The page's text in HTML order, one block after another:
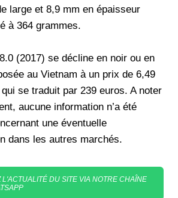
large et 8,9 mm en épaisseur
à 364 grammes.
(2017) se décline en noir ou en
au Vietnam à un prix de 6,49
se traduit par 239 euros. A noter
aucune information n’a été
une éventuelle
dans les autres marchés.
L'ACTUALITÉ DU SITE VIA NOTRE CHAÎNE